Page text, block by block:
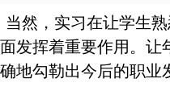
当然，实习在让学生
发挥着重要作用。
地勾勒出今后的职业